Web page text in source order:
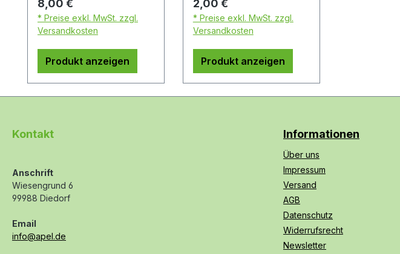
8,00 €
* Preise exkl. MwSt. zzgl.
Versandkosten
Produkt anzeigen
2,00 €
* Preise exkl. MwSt. zzgl.
Versandkosten
Produkt anzeigen
Kontakt
Anschrift
Wiesengrund 6
99988 Diedorf
Email
info@apel.de
Informationen
Über uns
Impressum
Versand
AGB
Datenschutz
Widerrufsrecht
Newsletter